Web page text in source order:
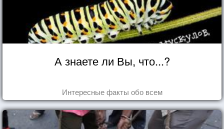
А знаете ли Вы, что...?
Интересные факты обо всем